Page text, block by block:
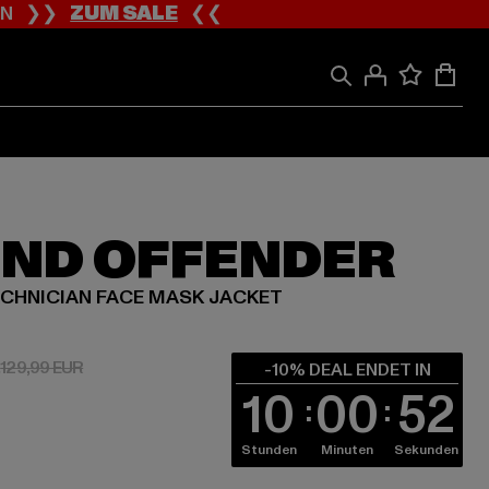
❯❯ZUM SALE❮❮
OFFENDER
FACE MASK JACKET
EUR
129,99 EURAktionspreis: 129,99 EUR-10% DEAL ENDET IN
10
Stunden 00
Minuten 52
Sekunden